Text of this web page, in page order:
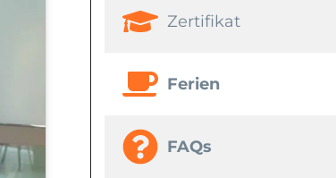
Zertifikat
Ferien
FAQs